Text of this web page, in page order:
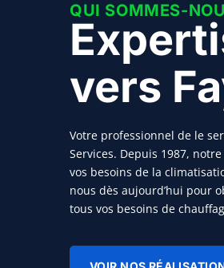
QUI SOMMES-
vers
Votre professionnel de le
Services. Depuis 1987,
vos besoins de la
nous dès aujourd’hui pour
tous vos besoins de